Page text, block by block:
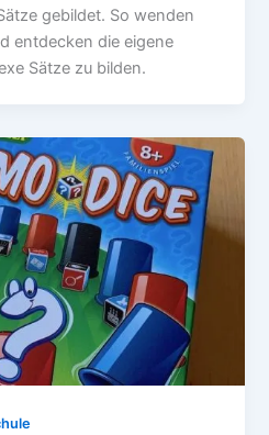
gebildet. So wenden
entdecken die eigene
Sätze zu bilden.